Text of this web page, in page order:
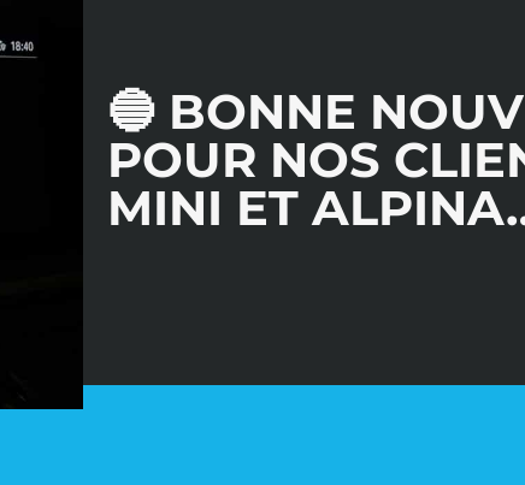
🔵 BONNE
POUR NOS
MINI ET